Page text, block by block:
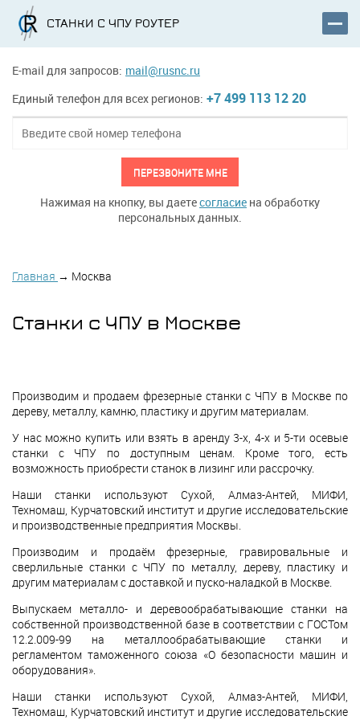
СТАНКИ С ЧПУ РОУТЕР
E-mail для запросов: mail@rusnc.ru
Единый телефон для всех регионов: +7 499 113 12 20
ПЕРЕЗВОНИТЕ МНЕ
Нажимая на кнопку, вы даетесогласие на обработку
персональных данных.
Главная → Москва
Станки с ЧПУ в Москве
Производим и продаем фрезерные станки с ЧПУ в Москве по
дереву, металлу, камню, пластику и другим материалам.
У нас можно купить или взять в аренду 3-х, 4-х и 5-ти осевые
станки с ЧПУ по доступным ценам. Кроме того, есть
возможность приобрести станок в лизинг или рассрочку.
Наши станки используют Сухой, Алмаз-Антей, МИФИ,
Техномаш, Курчатовский институт и другие исследовательские
и производственные предприятия Москвы.
Производим и продаём фрезерные, гравировальные и
сверлильные станки с ЧПУ по металлу, дереву, пластику и
другим материалам с доставкой и пуско-наладкой в Москве.
Выпускаем металло- и деревообрабатывающие станки на
собственной производственной базе в соответствии с ГОСТом
12.2.009-99 на металлообрабатывающие станки и
регламентом таможенного союза «О безопасности машин и
оборудования».
Наши станки используют Сухой, Алмаз-Антей, МИФИ,
Техномаш, Курчатовский институт и другие исследовательские